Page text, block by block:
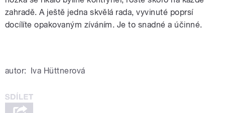
zahradě. A ještě jedna skvělá rada, vyvinuté poprsí
docílíte opakovaným zíváním. Je to snadné a účinné.
autor: Iva Hüttnerová